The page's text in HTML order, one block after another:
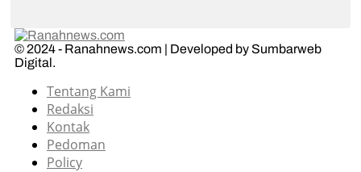
© 2024 - Ranahnews.com | Developed by Sumbarweb
Digital.
Tentang Kami
Redaksi
Kontak
Pedoman
Policy